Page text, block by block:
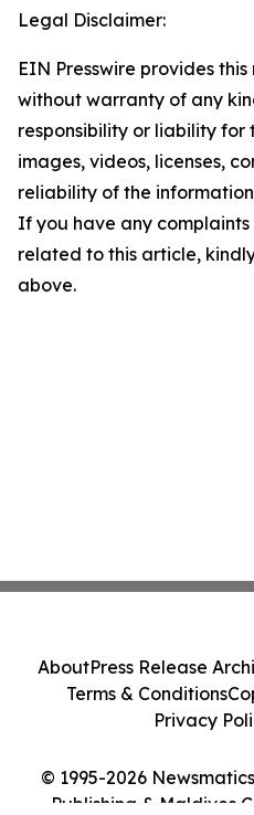
Legal Disclaimer:
EIN Presswire provides
without warranty of any
responsibility or liability
images, videos, licenses,
reliability of the
If you have any complaints
related to this article,
above.
© 1995-2026
Publishing & Maldives
AboutPress Release
Terms & Conditions
Privacy